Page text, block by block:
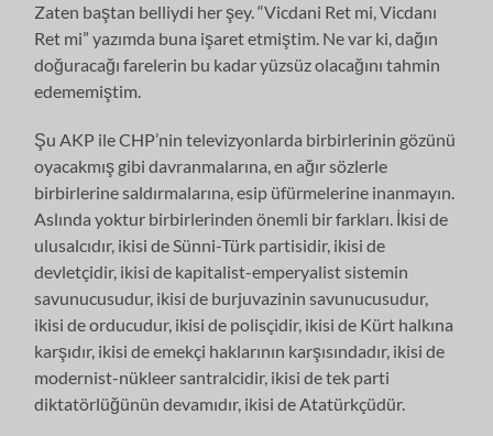
Zaten baştan belliydi her şey. “Vicdani Ret mi, Vicdanı
Ret mi” yazımda buna işaret etmiştim. Ne var ki, dağın
doğuracağı farelerin bu kadar yüzsüz olacağını tahmin
edememiştim.
Şu AKP ile CHP’nin televizyonlarda birbirlerinin gözünü
oyacakmış gibi davranmalarına, en ağır sözlerle
birbirlerine saldırmalarına, esip üfürmelerine inanmayın.
Aslında yoktur birbirlerinden önemli bir farkları. İkisi de
ulusalcıdır, ikisi de Sünni-Türk partisidir, ikisi de
devletçidir, ikisi de kapitalist-emperyalist sistemin
savunucusudur, ikisi de burjuvazinin savunucusudur,
ikisi de orducudur, ikisi de polisçidir, ikisi de Kürt halkına
karşıdır, ikisi de emekçi haklarının karşısındadır, ikisi de
modernist-nükleer santralcidir, ikisi de tek parti
diktatörlüğünün devamıdır, ikisi de Atatürkçüdür.